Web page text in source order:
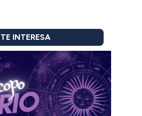
TE INTERESA